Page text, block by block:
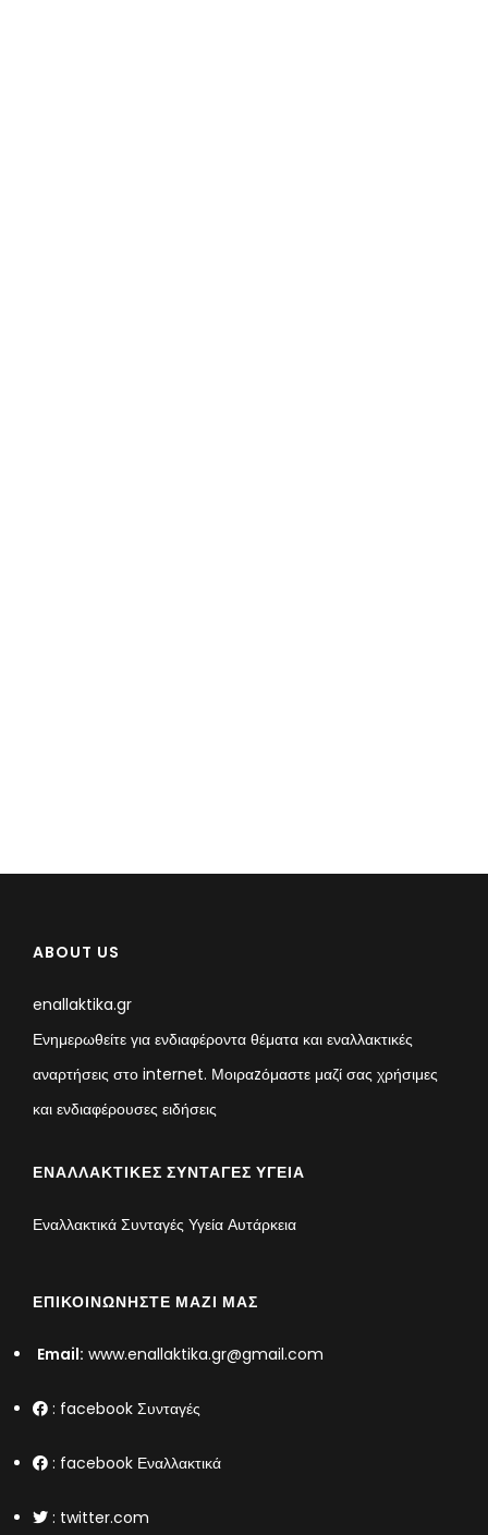
ABOUT US
enallaktika.gr
Ενημερωθείτε για ενδιαφέροντα θέματα και εναλλακτικές
αναρτήσεις στο internet. Μοιραzόμαστε μαζί σας χρήσιμες
και ενδιαφέρουσες ειδήσεις
ΕΝΑΛΛΑΚΤΙΚΈΣ ΣΥΝΤΑΓΈΣ ΥΓΕΊΑ
Εναλλακτικά Συνταγές Υγεία Αυτάρκεια
ΕΠΙΚΟΙΝΩΝΉΣΤΕ ΜΑΖΊ ΜΑΣ
Email: www.enallaktika.gr@gmail.com
: facebook Συνταγές
: facebook Εναλλακτικά
: twitter.com